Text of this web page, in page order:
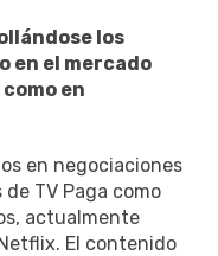
los
en el mercado
en
en negociaciones
TV Paga como
actualmente
El contenido